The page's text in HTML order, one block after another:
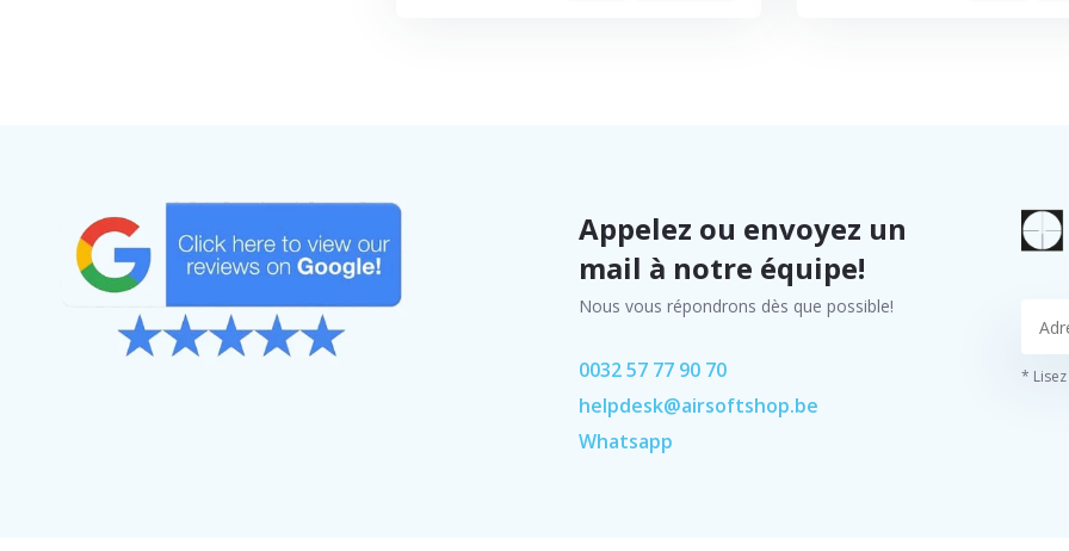
Appelez ou envoyez un
mail à notre équipe!
Nous vous répondrons dès que possible!
0032 57 77 90 70
helpdesk@airsoftshop.be
Whatsapp
*